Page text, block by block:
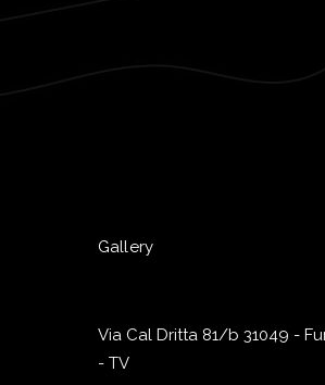
Gallery
Via Cal Dritta 81/b 31049 -
- TV